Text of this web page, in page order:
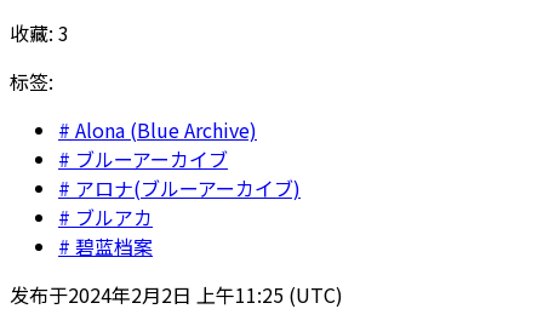
收藏: 3
标签:
Alona (Blue Archive)
ブルーアーカイブ
アロナ(ブルーアーカイブ)
ブルアカ
碧蓝档案
发布于2024年2月2日 上午11:25 (UTC)